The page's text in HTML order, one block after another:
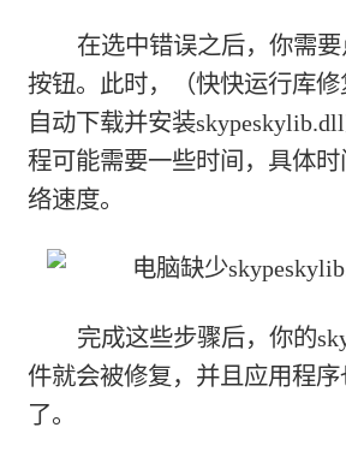
在选中错误之后，你需
按钮。此时，（快快运行库
自动下载并安装
程可能需要一些时间，具体
络速度。
完成这些步骤后，你的
件就会被修复，并且应用程
了。